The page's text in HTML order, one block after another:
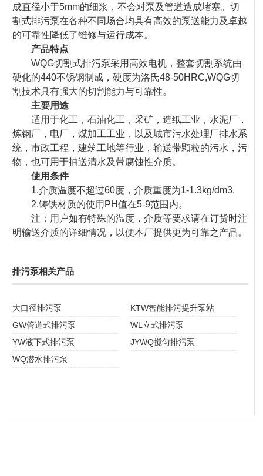
成直径小于5mm的细浆，不会对泵及管道造成堵塞。切
割式排污泵在各种不同场合均具有高效的泵送能力及卓越
的可靠性降低了维修与运行成本。
产品特点
WQG切割式排污泵采用高效电机，整套切割系统由
硬化的440不锈钢制成，硬度为洛氏48-50HRC,WQG切
割技术具有强大的切割能力与可靠性。
主要用途
适用于化工，石油化工，采矿，造纸工业，水泥厂，
炼钢厂，电厂，煤加工工业，以及城市污水处理厂排水系
统，市政工程，建筑工地等行业，输送带颗粒的污水，污
物，也可用于抽送清水及带腐蚀性介质。
使用条件
1.介质温度不超过60度，介质重度为1-1.3kg/dm3.
2.铸铁材质的使用PH值在5-9范围内。
注：用户如有特殊的温度，介质等要求请在订货时注
明输送介质的详细情况，以便本厂提供更为可靠之产品。
排污泵相关产品
大口径排污泵
KTW智能排污提升泵站
GW管道式排污泵
WL立式排污泵
YW液下式排污泵
JYWQ搅匀排污泵
WQ潜水排污泵